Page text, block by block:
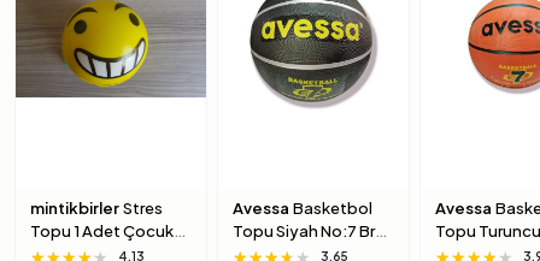
mintikbirlerStres
Topu 1 Adet Çocuk
Için Yumuşak
★★★★★
★★★★★
★★★★★ 4.13
Avessa Basketbol
Topu Siyah No:7 Brc-
7 7 Numara
★★★★★
★★★★★
★★★★★ 3.65
Avessa
Topu
Brc-7 5
★★★★★
★★★★★
★★★★★